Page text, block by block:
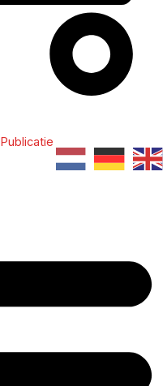
Publicatie